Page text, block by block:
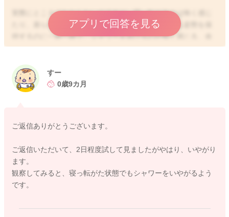
実際にところはわからないのですが、寝っ転がるのは怖く感じ
たり、座らせられたり、捕まりたちをさせられるのも姿勢を保
持するのに一杯一杯で、シャワーを浴びるのが怖く感じる、余
裕がないのかなと思いました。
すーさんのお膝の上に座らせてあげてもらって浴びさせてあげ
てみても、変わらないでしょうか？
いました。
娘さんが自分から座るようになったり、捕まりたちをするよう
になるまでは、あえて親御さんの方からさせることは控えられ
る方がいいと思います。
お膝の上で座らせてあげて遊ぶ、ご飯の時ぐらいにされてみる
アプリで回答を見る
すー
0歳9カ月
ご返信ありがとうございます。
ご返信いただいて、2日程度試して見ましたがやはり、いやがり
ます。
観察してみると、寝っ転がた状態でもシャワーをいやがるよう
です。